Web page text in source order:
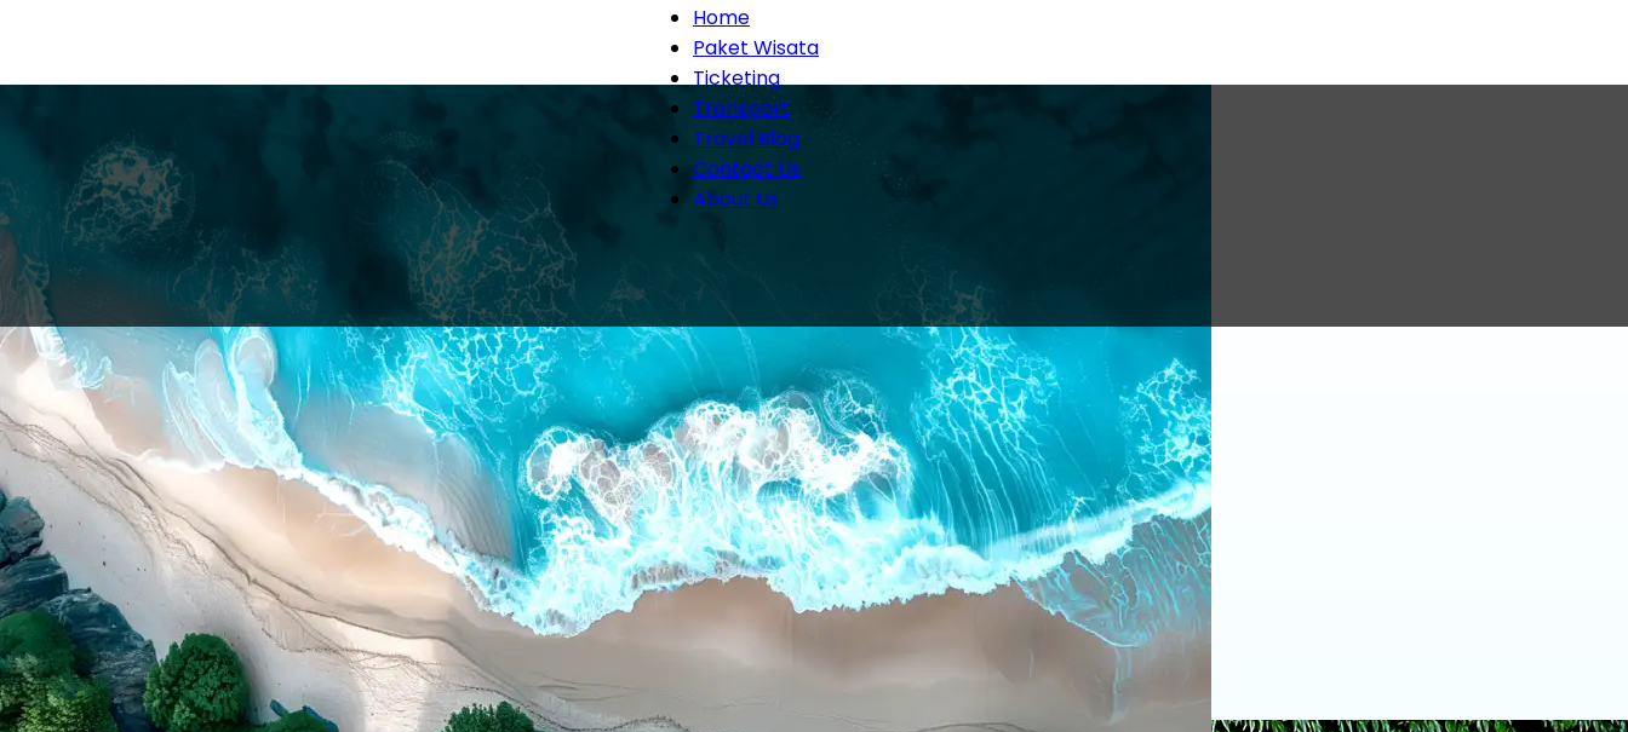
Home
Paket Wisata
Ticketing
Transport
Travel Blog
Contact Us
About Us
Home/Transportasi/Tourist Attraction
Paket 1
Arena WisataArena Wisata • Agustus 6, 2024